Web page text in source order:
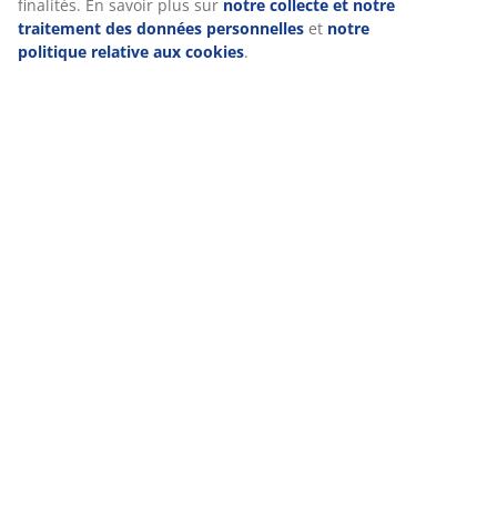
finalités. En savoir plus sur notre collecte et notre
traitement des données personnelles et notre
politique relative aux cookies.